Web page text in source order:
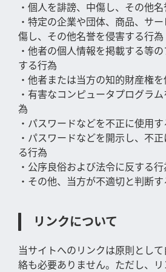
・個人を誹謗、中傷し、その他
・特定の企業や団体、商品、サ
傷し、その他名誉を侵害する行為
・他者の個人情報を掲載する等
する行為
・他者または当方の知的財産権
・有害なコンピュータプログラ
為
・パスワードなどを不正に使用
・パスワードなどを開示し、不
る行為
・公序良俗および法令に反する行
・その他、当方が不適切と判断
リンクについて
当サイトへのリンクは原則とし
絡も必要ありません。ただし、